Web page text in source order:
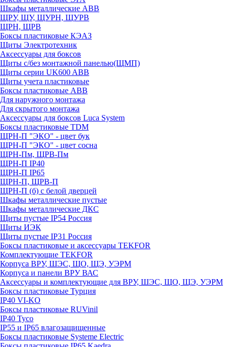
Шкафы металлические ABB
ЩРУ, ЩУ, ЩУРН, ЩУРВ
ЩРН, ЩРВ
Боксы пластиковые КЭАЗ
Щиты Электротехник
Аксессуары для боксов
Щиты с/без монтажной панелью(ЩМП)
Щиты серии UK600 ABB
Щиты учета пластиковые
Боксы пластиковые ABB
Для наружного монтажа
Для скрытого монтажа
Аксессуары для боксов Luca System
Боксы пластиковые TDM
ЩРН-П "ЭКО" - цвет бук
ЩРН-П "ЭКО" - цвет сосна
ЩРН-Пм, ЩРВ-Пм
ЩРН-П IP40
ЩРН-П IP65
ЩРН-П, ЩРВ-П
ЩРН-П (б) с белой дверцей
Шкафы металлические пустые
Шкафы металлические ДКС
Щиты пустые IP54 Россия
Щиты ИЭК
Щиты пустые IP31 Россия
Боксы пластиковые и аксессуары TEKFOR
Комплектующие TEKFOR
Корпуса ВРУ, ШЭС, ЩО, ЩЭ, УЭРМ
Корпуса и панели ВРУ ВАС
Аксессуары и комплектующие для ВРУ, ШЭС, ЩО, ЩЭ, УЭРМ
Боксы пластиковые Турция
IP40 VI-KO
Боксы пластиковые RUVinil
IP40 Тусо
IP55 и IP65 влагозащищенные
Боксы пластиковые Systeme Electric